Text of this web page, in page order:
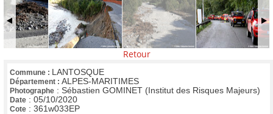
Retour
Commune : LANTOSQUE
Département : ALPES-MARITIMES
Photographe : Sébastien GOMINET (Institut des Risques Majeurs)
Date : 05/10/2020
Cote : 361w033EP